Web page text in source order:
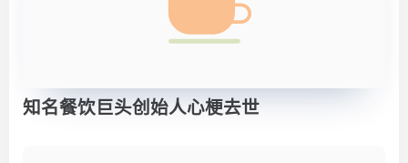
知名餐饮巨头创始人心梗去世